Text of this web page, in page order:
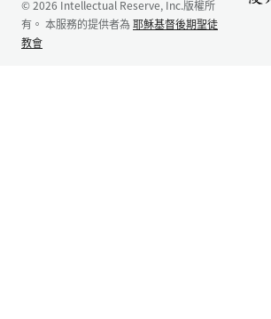
© 2026 Intellectual Reserve, Inc.版權所
有。 本服務的提供者為耶穌基督後期聖徒
教會